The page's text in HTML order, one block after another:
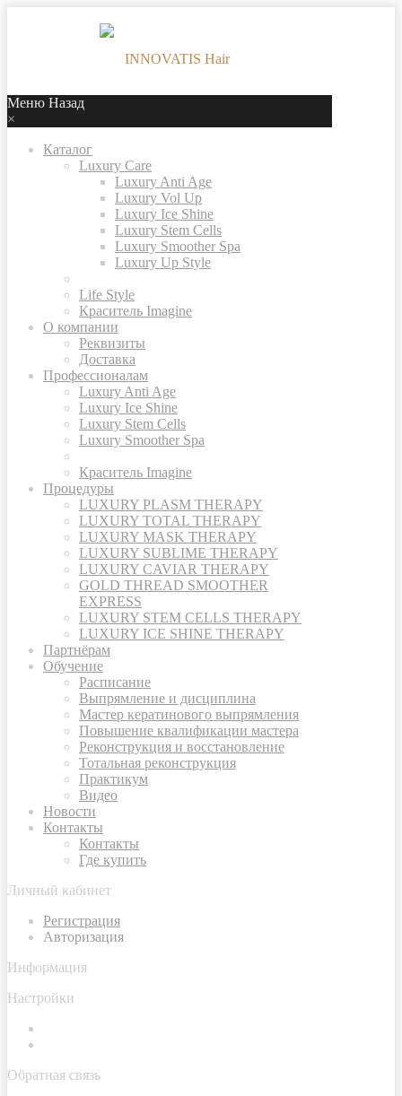
Меню Назад
×
Каталог
Luxury Care
Luxury Anti Age
Luxury Vol Up
Luxury Ice Shine
Luxury Stem Cells
Luxury Smoother Spa
Luxury Up Style
Life Style
Краситель Imagine
О компании
Реквизиты
Доставка
Профессионалам
Luxury Anti Age
Luxury Ice Shine
Luxury Stem Cells
Luxury Smoother Spa
Краситель Imagine
Процедуры
LUXURY PLASM THERAPY
LUXURY TOTAL THERAPY
LUXURY MASK THERAPY
LUXURY SUBLIME THERAPY
LUXURY CAVIAR THERAPY
GOLD THREAD SMOOTHER
EXPRESS
LUXURY STEM CELLS THERAPY
LUXURY ICE SHINE THERAPY
Партнёрам
Обучение
Расписание
Выпрямление и дисциплина
Мастер кератинового выпрямления
Повышение квалификации мастера
Реконструкция и восстановление
Тотальная реконструкция
Практикум
Видео
Новости
Контакты
Контакты
Где купить
Личный кабинет
Регистрация
Авторизация
Информация
Настройки
Обратная связь